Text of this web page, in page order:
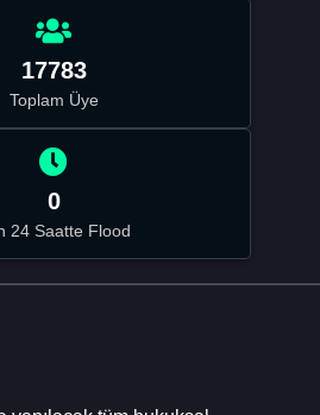
17783
Toplam Üye
0
24 Saatte Flood